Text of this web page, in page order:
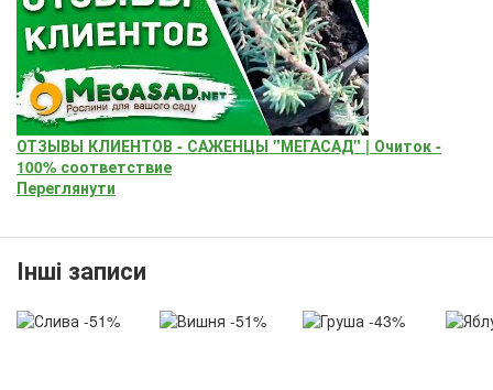
ОТЗЫВЫ КЛИЕНТОВ - САЖЕНЦЫ "МЕГАСАД" | Очиток -
100% соответствие
Переглянути
Інші записи